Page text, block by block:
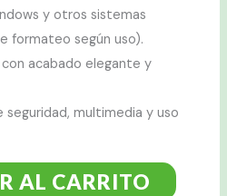
y otros sistemas
formateo según uso).
acabado elegante y
seguridad, multimedia y uso
AL CARRITO